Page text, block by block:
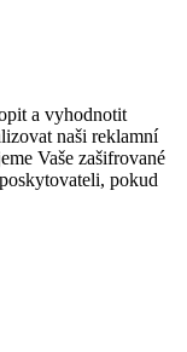
a vyhodnotit
naši reklamní
Vaše zašifrované
pokud